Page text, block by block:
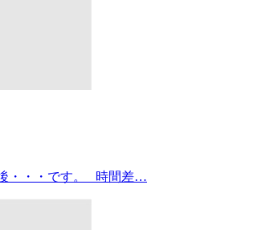
・・・です。 時間差…